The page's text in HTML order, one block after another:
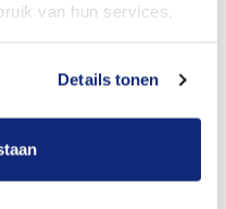
van hun services.
Details tonen
voor een betere